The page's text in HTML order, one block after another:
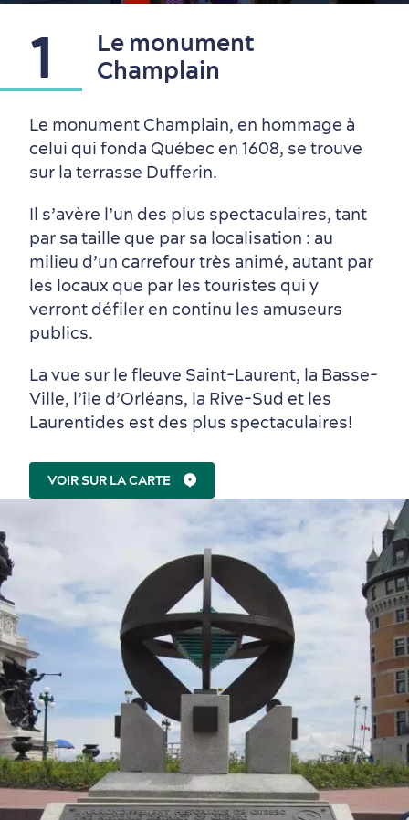
Quartiers centraux
Quoi faire en août
Produits locaux
Vieux-Québec
Itinéraires
1
Le monument
Champlain
Le monument Champlain, en hommage à
celui qui fonda Québec en 1608, se trouve
sur la terrasse Dufferin.
Il s’avère l’un des plus spectaculaires, tant
par sa taille que par sa localisation : au
milieu d’un carrefour très animé, autant par
les locaux que par les touristes qui y
verront défiler en continu les amuseurs
publics.
La vue sur le fleuve Saint-Laurent, la Basse-
Ville, l’île d’Orléans, la Rive-Sud et les
Laurentides est des plus spectaculaires!
VOIR SUR LA CARTE